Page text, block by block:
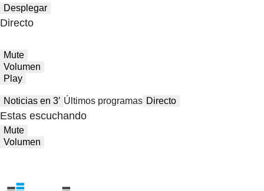
Desplegar
Directo
Mute
Volumen
Play
Noticias en 3′ Últimos programas Directo
Estas escuchando
Mute
Volumen